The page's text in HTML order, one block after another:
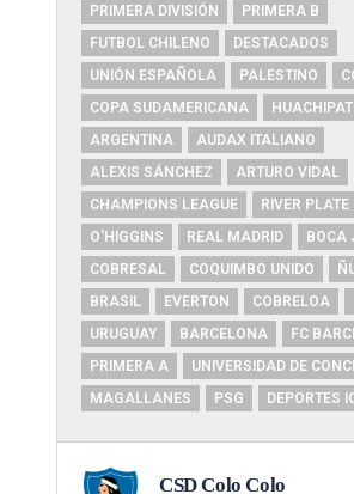
PRIMERA DIVISIÓN
PRIMERA B
FUTBOL CHILENO
DESTACADOS
UNIÓN ESPAÑOLA
PALESTINO
COPA SUDAMERICANA
ARGENTINA
AUDAX ITALIANO
ALEXIS SÁNCHEZ
ARTURO VIDAL
CHAMPIONS LEAGUE
RIVER PLATE
O'HIGGINS
REAL MADRID
BOCA
COBRESAL
COQUIMBO UNIDO
BRASIL
EVERTON COBRELOA
URUGUAY
BARCELONA
FC
PRIMERA A
UNIVERSIDAD DE
MAGALLANES
PSG DEPORTES